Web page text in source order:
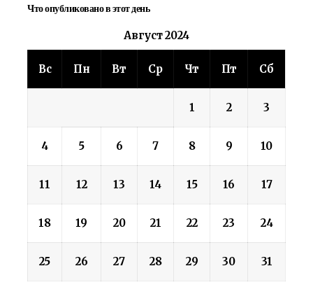
Что опубликовано в этот день
Август 2024
Вс Пн Вт Ср Чт Пт Сб
1 2 3
4 5 6 7 8 9 10
11 12 13 14 15 16 17
18 19 20 21 22 23 24
25 26 27 28 29 30 31